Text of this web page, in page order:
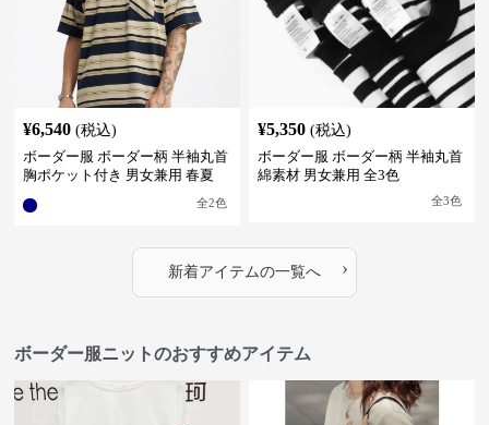
¥6,540 (税込)
ボーダー服 ボーダー柄 半袖丸首
胸ポケット付き 男女兼用 春夏
全2色
¥5,350 (税込)
ボーダー服 ボーダー柄 半袖丸首
綿素材 男女兼用 全3色
全3色
新着アイテムの一覧へ ›
ボーダー服ニットのおすすめアイテム